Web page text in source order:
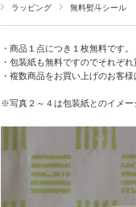
ラッピング
無料熨斗シール
・商品１点につき１枚無料です。
・包装紙も無料ですのでそれぞ
・複数商品をお買い上げのお客
※写真２～４は包装紙とのイメー